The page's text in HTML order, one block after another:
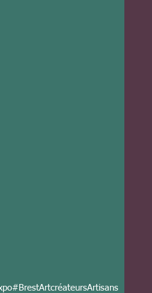
#BrestArtcréateursArtisans